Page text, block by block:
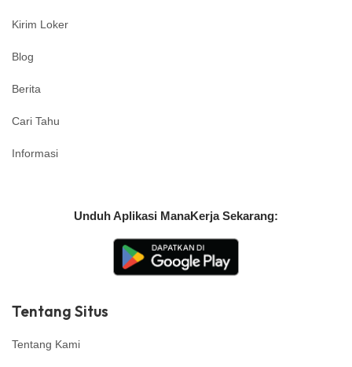
Kirim Loker
Blog
Berita
Cari Tahu
Informasi
Unduh Aplikasi ManaKerja Sekarang:
Tentang Situs
Tentang Kami